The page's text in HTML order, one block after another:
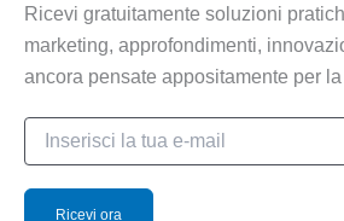
Ricevi gratuitamente soluzioni
marketing, approfondimenti,
ancora pensate appositamente per